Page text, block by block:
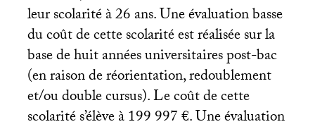
leur scolarité à 26 ans. Une évaluation basse
du coût de cette scolarité est réalisée sur la
base de huit années universitaires post-bac
(en raison de réorientation, redoublement
et/ou double cursus). Le coût de cette
scolarité s’élève à 199 997 €. Une évaluation